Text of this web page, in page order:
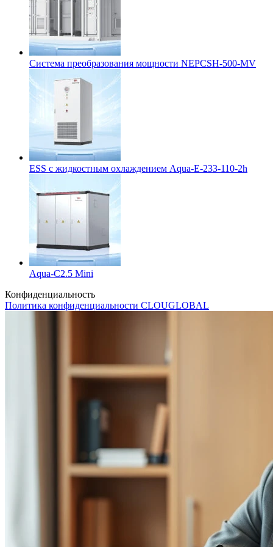
Система преобразования мощности NEPCSH-500-MV
ESS с жидкостным охлаждением Aqua-E-233-110-2h
Aqua-C2.5 Mini
Конфиденциальность
Политика конфиденциальности CLOUGLOBAL